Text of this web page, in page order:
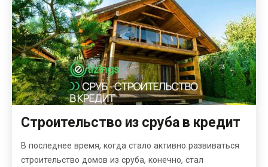
Строительство из сруба в кредит
В последнее время, когда стало активно развиваться
строительство домов из сруба, конечно, стал